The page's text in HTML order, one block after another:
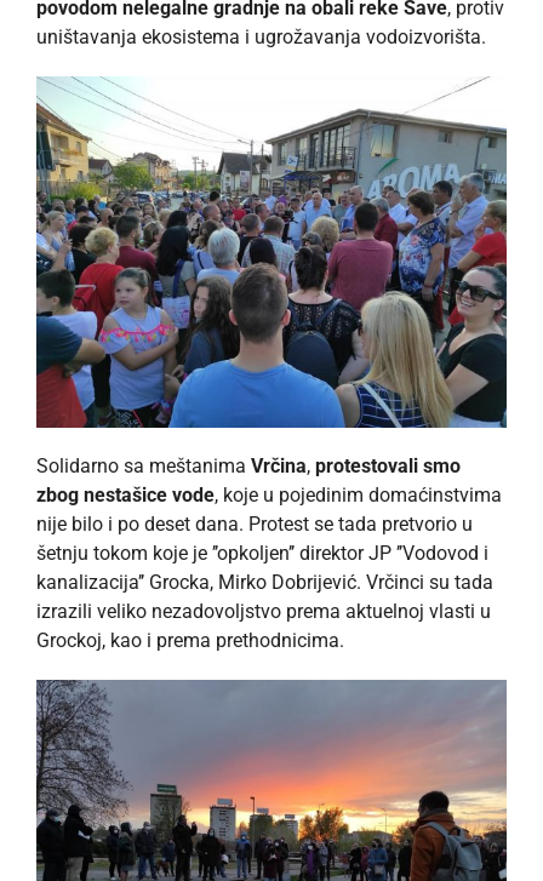
povodom nelegalne gradnje na obali reke Save, protiv
uništavanja ekosistema i ugrožavanja vodoizvorišta.
Solidarno sa meštanima Vrčina, protestovali smo
zbog nestašice vode, koje u pojedinim domaćinstvima
nije bilo i po deset dana. Protest se tada pretvorio u
šetnju tokom koje je ’’opkoljen’’ direktor JP ’’Vodovod i
kanalizacija’’ Grocka, Mirko Dobrijević. Vrčinci su tada
izrazili veliko nezadovoljstvo prema aktuelnoj vlasti u
Grockoj, kao i prema prethodnicima.